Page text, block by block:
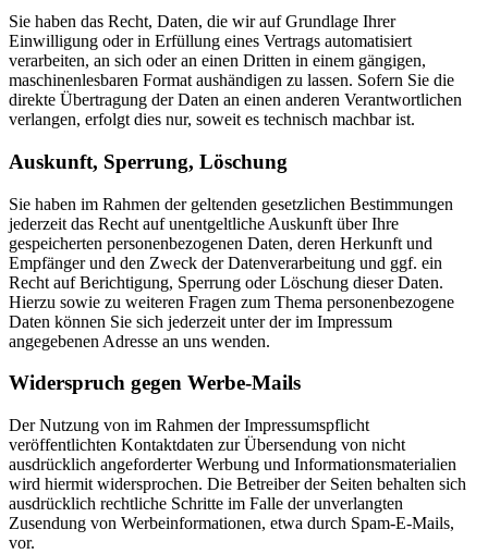
Sie haben das Recht, Daten, die wir auf Grundlage Ihrer
Einwilligung oder in Erfüllung eines Vertrags automatisiert
verarbeiten, an sich oder an einen Dritten in einem gängigen,
maschinenlesbaren Format aushändigen zu lassen. Sofern Sie die
direkte Übertragung der Daten an einen anderen Verantwortlichen
verlangen, erfolgt dies nur, soweit es technisch machbar ist.
Auskunft, Sperrung, Löschung
Sie haben im Rahmen der geltenden gesetzlichen Bestimmungen
jederzeit das Recht auf unentgeltliche Auskunft über Ihre
gespeicherten personenbezogenen Daten, deren Herkunft und
Empfänger und den Zweck der Datenverarbeitung und ggf. ein
Recht auf Berichtigung, Sperrung oder Löschung dieser Daten.
Hierzu sowie zu weiteren Fragen zum Thema personenbezogene
Daten können Sie sich jederzeit unter der im Impressum
angegebenen Adresse an uns wenden.
Widerspruch gegen Werbe-Mails
Der Nutzung von im Rahmen der Impressumspflicht
veröffentlichten Kontaktdaten zur Übersendung von nicht
ausdrücklich angeforderter Werbung und Informationsmaterialien
wird hiermit widersprochen. Die Betreiber der Seiten behalten sich
ausdrücklich rechtliche Schritte im Falle der unverlangten
Zusendung von Werbeinformationen, etwa durch Spam-E-Mails,
vor.